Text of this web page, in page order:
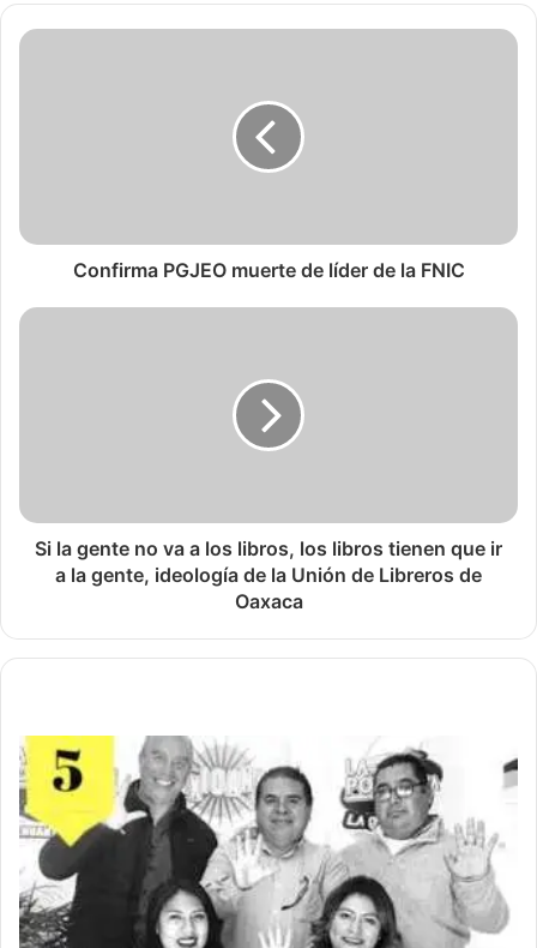
Confirma PGJEO muerte de líder de la FNIC
Si la gente no va a los libros, los libros tienen que ir
a la gente, ideología de la Unión de Libreros de
Oaxaca